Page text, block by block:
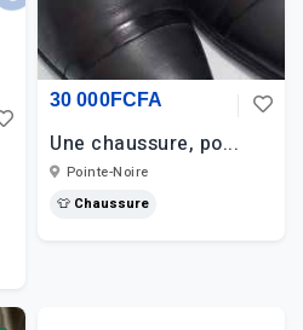
30 000FCFA
Une chaussure, po...
Pointe-Noire
👕 Chaussure